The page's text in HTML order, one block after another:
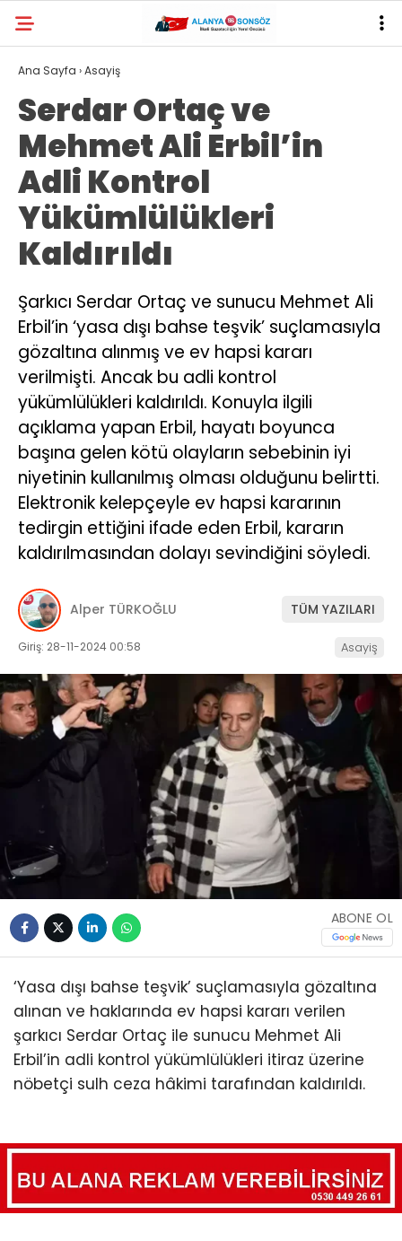
29.2°
Ana Sayfa ›Asayiş
Serdar Ortaç ve
Mehmet Ali Erbil’in
Adli Kontrol
Yükümlülükleri
Kaldırıldı
Şarkıcı Serdar Ortaç ve sunucu Mehmet Ali
Erbil’in ‘yasa dışı bahse teşvik’ suçlamasıyla
gözaltına alınmış ve ev hapsi kararı
verilmişti. Ancak bu adli kontrol
yükümlülükleri kaldırıldı. Konuyla ilgili
açıklama yapan Erbil, hayatı boyunca
başına gelen kötü olayların sebebinin iyi
niyetinin kullanılmış olması olduğunu belirtti.
Elektronik kelepçeyle ev hapsi kararının
tedirgin ettiğini ifade eden Erbil, kararın
kaldırılmasından dolayı sevindiğini söyledi.
Alper TÜRKOĞLU TÜM YAZILARI
Giriş: 28-11-2024 00:58 Asayiş
ABONE OL
‘Yasa dışı bahse teşvik’ suçlamasıyla gözaltına
alınan ve haklarında ev hapsi kararı verilen
şarkıcı Serdar Ortaç ile sunucu Mehmet Ali
Erbil’in adli kontrol yükümlülükleri itiraz üzerine
nöbetçi sulh ceza hâkimi tarafından kaldırıldı.